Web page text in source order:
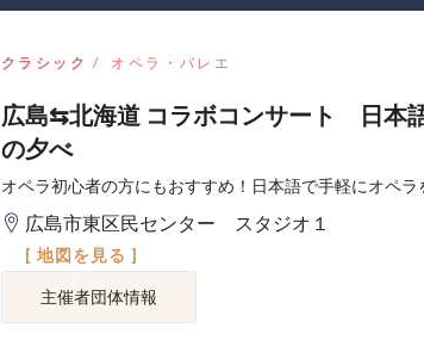
クラシック オペラ・バレエ
広島⇆北海道 コラボコンサート 日本
の夕べ
オペラ初心者の方にもおすすめ！日本語で手軽にオペラ
広島市東区民センター スタジオ１
[ 地図を見る ]
主催者団体情報